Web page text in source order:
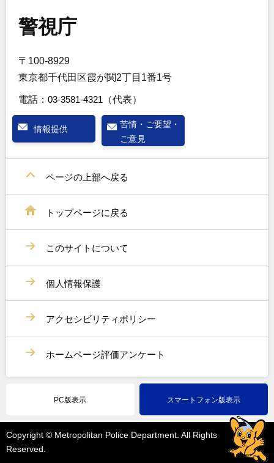
警視庁
〒100-8929
東京都千代田区霞が関2丁目1番1号
電話： 03-3581-4321 （代表）
情報提供
苦情・ご要望・
ご意見
ページの上部へ戻る
トップページに戻る
このサイトについて
個人情報保護
アクセシビリティポリシー
ホームページ評価アンケート
PC版表示 スマートフォン版表示
Copyright © Metropolitan Police Department. All Rights
Reserved.